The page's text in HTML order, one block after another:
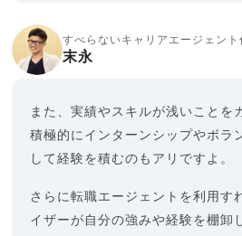
すべらないキャリアエージェント
末永
また、実績やスキルが浅いことを
積極的にインターンシップやボラ
して経験を積むのもアリですよ。
さらに転職エージェントを利用す
イザーが自分の強みや経験を棚卸